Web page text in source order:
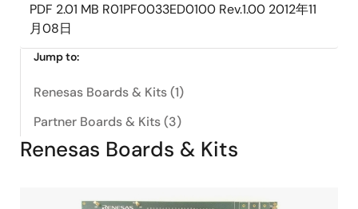
PDF 2.01 MB R01PF0033ED0100 Rev.1.00 2012年11
月08日
Jump to:
Renesas Boards & Kits (1)
Partner Boards & Kits (3)
Renesas Boards & Kits